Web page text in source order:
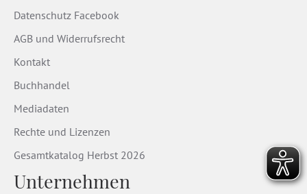
Datenschutz Facebook
AGB und Widerrufsrecht
Kontakt
Buchhandel
Mediadaten
Rechte und Lizenzen
Gesamtkatalog Herbst 2026
Unternehmen